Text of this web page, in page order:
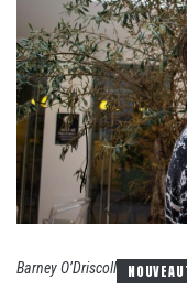
Barney O’Driscoll